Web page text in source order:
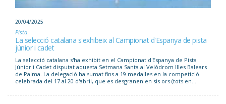
20/04/2025
Pista
La selecció catalana s'exhibeix al Campionat d'Espanya de pista
júnior i cadet
La selecció catalana s'ha exhibit en el Campionat d'Espanya de Pista
Júnior i Cadet disputat aquesta Setmana Santa al Velòdrom Illes Balears
de Palma. La delegació ha sumat fins a 19 medalles en la competició
celebrada del 17 al 20 d'abril, que es desgranen en sis ors (tots en...